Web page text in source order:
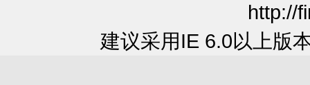
http://
建议采用IE 6.0以上版